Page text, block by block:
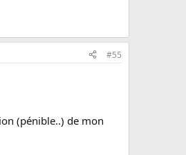
#55
(pénible..) de mon